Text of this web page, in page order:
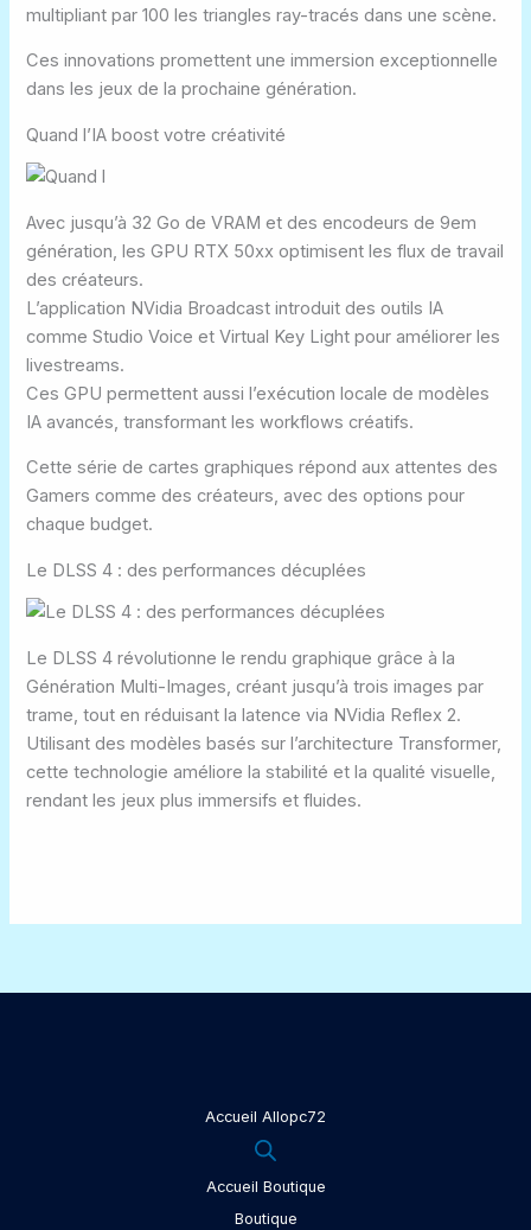
multipliant par 100 les triangles ray-tracés dans une scène.
Ces innovations promettent une immersion exceptionnelle
dans les jeux de la prochaine génération.
Quand l’IA boost votre créativité
Avec jusqu’à 32 Go de VRAM et des encodeurs de 9em
génération, lesGPU RTX 50xx optimisent les flux de travail
des créateurs.
L’application NVidia Broadcast introduit des outils IA
commeStudio Voice etVirtual Key Light pour améliorer les
livestreams.
Ces GPU permettent aussi l’exécution locale de modèles
IA avancés, transformant les workflows créatifs.
Cette série de cartes graphiques répond aux attentes des
Gamers comme des créateurs, avec des options pour
chaque budget.
Le DLSS 4 : des performances décuplées
Le DLSS 4 révolutionne le rendu graphique grâce à la
Génération Multi-Images, créant jusqu’à trois images par
trame, tout en réduisant la latence via NVidia Reflex 2.
Utilisant des modèles basés sur l’architecture Transformer,
cette technologie améliore la stabilité et la qualité visuelle,
rendant les jeux plus immersifs et fluides.
Accueil Allopc72
Accueil Boutique
Boutique